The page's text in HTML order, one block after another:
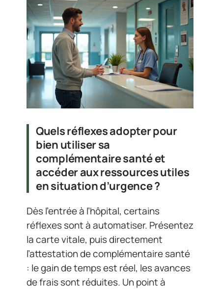
Quels réflexes adopter pour
bien utiliser sa
complémentaire santé et
accéder aux ressources utiles
en situation d’urgence ?
Dès l’entrée à l’hôpital, certains
réflexes sont à automatiser. Présentez
la carte vitale, puis directement
l’attestation de complémentaire santé
: le gain de temps est réel, les avances
de frais sont réduites. Un point à